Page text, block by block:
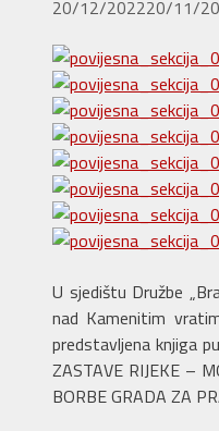
20/12/202220/11/
U sjedištu Družbe
nad Kamenitim
predstavljena knjiga
ZASTAVE RIJEKE –
BORBE GRADA ZA